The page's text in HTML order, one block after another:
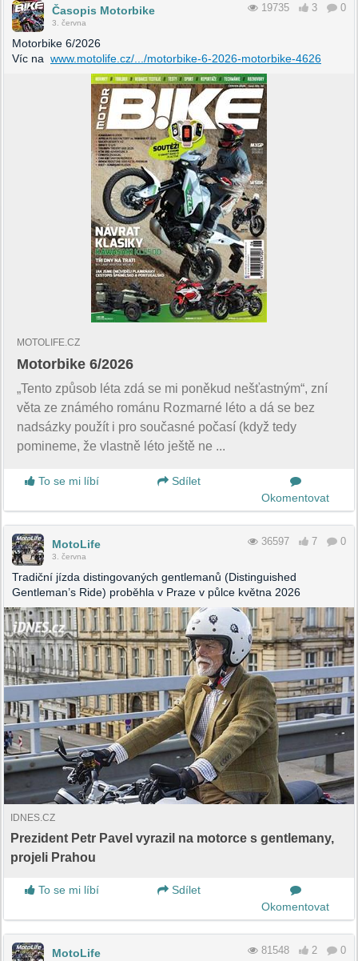
Časopis Motorbike
3. června
19735 3 0
Motorbike 6/2026
Víc na www.motolife.cz/.../motorbike-6-2026-motorbike-4626
MOTOLIFE.CZ
Motorbike 6/2026
„Tento způsob léta zdá se mi poněkud nešťastným“, zní
věta ze známého románu Rozmarné léto a dá se bez
nadsázky použít i pro současné počasí (když tedy
pomineme, že vlastně léto ještě ne ...
To se mi líbí
Sdílet
Okomentovat
MotoLife
3. června
36597 7 0
Tradiční jízda distingovaných gentlemanů (Distinguished
Gentleman’s Ride) proběhla v Praze v půlce května 2026
IDNES.CZ
Prezident Petr Pavel vyrazil na motorce s gentlemany,
projeli Prahou
To se mi líbí
Sdílet
Okomentovat
MotoLife 81548 2 0